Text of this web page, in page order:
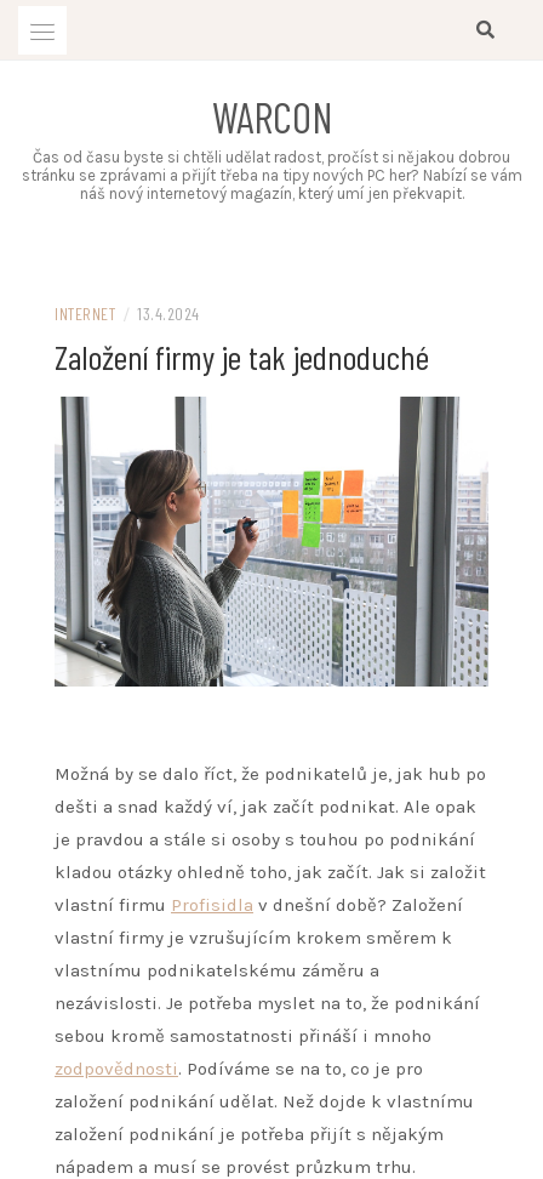
WARCON
Čas od času byste si chtěli udělat radost, pročíst si nějakou dobrou
stránku se zprávami a přijít třeba na tipy nových PC her? Nabízí se vám
náš nový internetový magazín, který umí jen překvapit.
INTERNET / 13.4.2024
Založení firmy je tak jednoduché
Možná by se dalo říct, že podnikatelů je, jak hub po
dešti a snad každý ví, jak začít podnikat. Ale opak
je pravdou a stále si osoby s touhou po podnikání
kladou otázky ohledně toho, jak začít. Jak si založit
vlastní firmu Profisidla v dnešní době? Založení
vlastní firmy je vzrušujícím krokem směrem k
vlastnímu podnikatelskému záměru a
nezávislosti. Je potřeba myslet na to, že podnikání
sebou kromě samostatnosti přináší i mnoho
zodpovědnosti. Podíváme se na to, co je pro
založení podnikání udělat. Než dojde k vlastnímu
založení podnikání je potřeba přijít s nějakým
nápadem a musí se provést průzkum trhu.